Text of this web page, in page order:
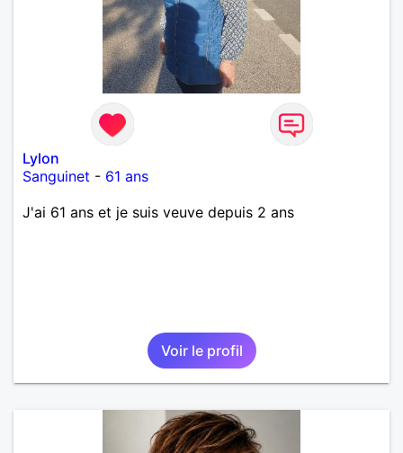
Lylon
Sanguinet - 61 ans
J'ai 61 ans et je suis veuve depuis 2 ans
Voir le profil